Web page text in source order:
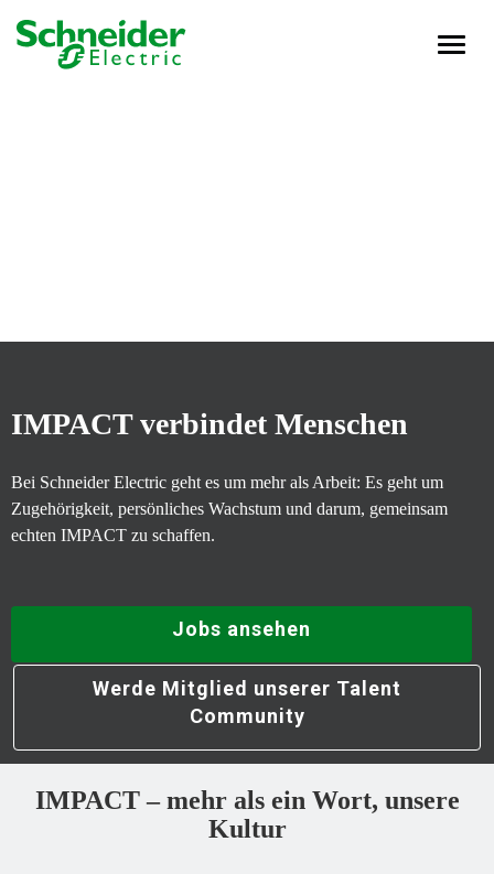
Toggle
Jobs suchen
IMPACT verbindet Menschen
Bei Schneider Electric geht es um mehr als Arbeit: Es geht um
Zugehörigkeit, persönliches Wachstum und darum, gemeinsam
echten IMPACT zu schaffen.
Jobs ansehen
Werde Mitglied unserer Talent
Community
IMPACT – mehr als ein Wort, unsere
Kultur